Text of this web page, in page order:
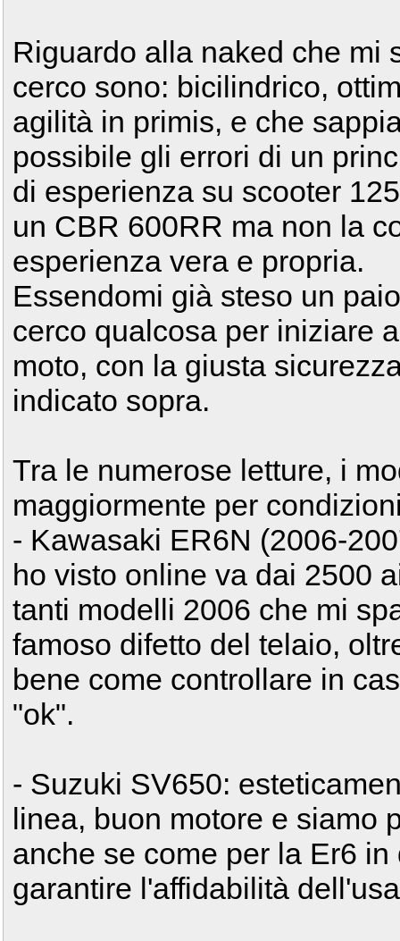
Riguardo alla naked che mi
cerco sono: bicilindrico,
agilità in primis, e che
possibile gli errori di un
di esperienza su scooter
un CBR 600RR ma non la
esperienza vera e propria.
Essendomi già steso un
cerco qualcosa per iniziare
moto, con la giusta
indicato sopra.
Tra le numerose letture, i
maggiormente per
- Kawasaki ER6N (2006-
ho visto online va dai 2500
tanti modelli 2006 che mi
famoso difetto del telaio,
bene come controllare in
"ok".
- Suzuki SV650:
linea, buon motore e siamo
anche se come per la Er6
garantire l'affidabilità